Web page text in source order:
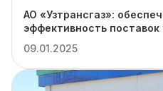
АО «Узтрансгаз»:
эффективность поставок
09.01.2025